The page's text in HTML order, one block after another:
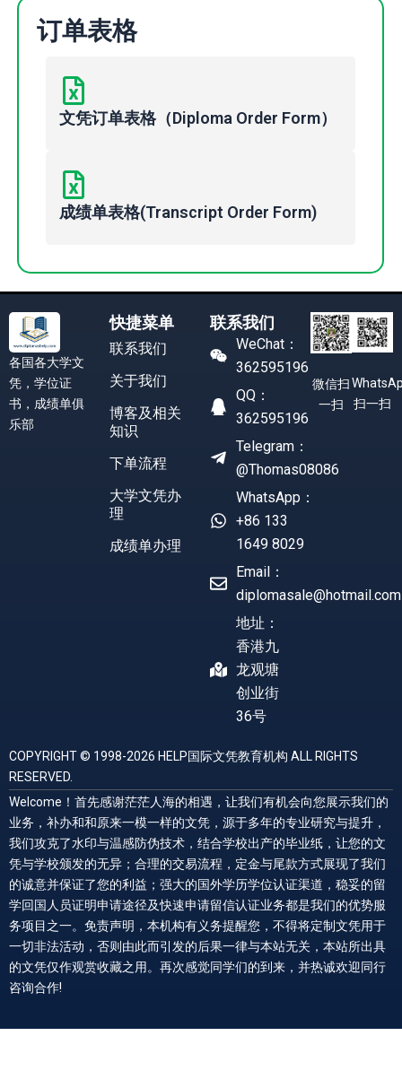
订单表格
文凭订单表格（Diploma Order Form）
成绩单表格(Transcript Order Form)
各国各大学文
凭，学位证
书，成绩单俱
乐部
快捷菜单
联系我们
关于我们
博客及相关
知识
下单流程
大学文凭办
理
成绩单办理
联系我们
WeChat：
362595196
QQ：
362595196
Telegram：
@Thomas08086
WhatsApp：
+86 133
1649 8029
Email：
diplomasale@hotmail.com
地址：
香港九
龙观塘
创业街
36号
微信扫
一扫
扫一扫
COPYRIGHT © 1998-2026 HELP国际文凭教育机构 ALL RIGHTS
RESERVED.
Welcome！首先感谢茫茫人海的相遇，让我们有机会向您展示我们的
业务，补办和和原来一模一样的文凭，源于多年的专业研究与提升，
我们攻克了水印与温感防伪技术，结合学校出产的毕业纸，让您的文
凭与学校颁发的无异；合理的交易流程，定金与尾款方式展现了我们
的诚意并保证了您的利益；强大的国外学历学位认证渠道，稳妥的留
学回国人员证明申请途径及快速申请留信认证业务都是我们的优势服
务项目之一。免责声明，本机构有义务提醒您，不得将定制文凭用于
一切非法活动，否则由此而引发的后果一律与本站无关，本站所出具
的文凭仅作观赏收藏之用。再次感觉同学们的到来，并热诚欢迎同行
咨询合作!